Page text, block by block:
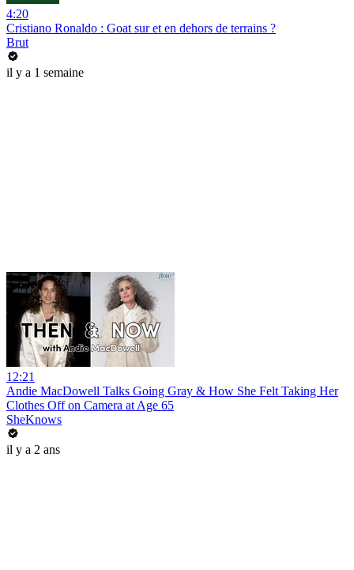
4:20
Cristiano Ronaldo : Goat sur et en dehors de terrains ?
Brut
il y a 1 semaine
12:21
Andie MacDowell Talks Going Gray & How She Felt Taking Her
Clothes Off on Camera at Age 65
SheKnows
il y a 2 ans